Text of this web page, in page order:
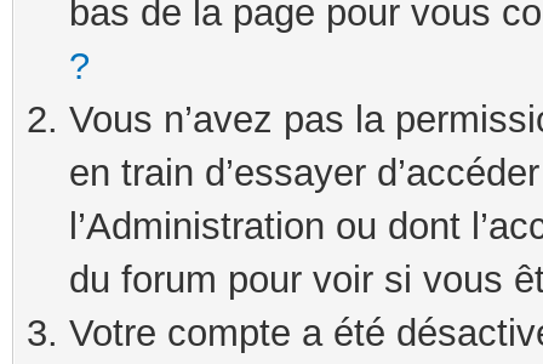
bas de la page pour vous
?
Vous n’avez pas la
en train d’essayer
l’Administration ou dont
du forum pour voir si vous
Votre compte a été